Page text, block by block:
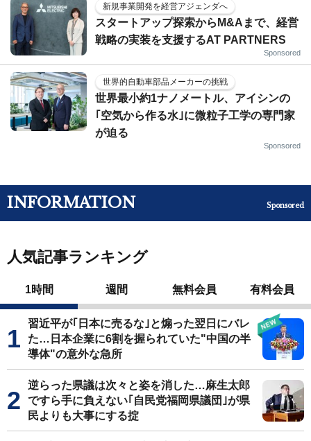
新規事業開発を経営アジェンダへ
スタートアップ探索からM&Aまで、経営
戦略の実装を支援するAT PARTNERS
Sponsored
世界的自動車部品メーカーの挑戦
世界最小約1ナノメートル、アイシンの
｢空気から作る水｣に微粒子工学の専門家
が迫る
Sponsored
INFORMATION Sponsored
人気記事ランキング
1時間 週間 無料会員 有料会員
習近平が｢日本に売るな｣と煽った翌日にバレ
た…日本企業に6割を握られていた"中国の半
導体"の意外な急所
逆らった県議は次々と姿を消した…麻生太郎
ですら手に負えない｢自民党福岡県議団｣が県
民よりも大事にする掟